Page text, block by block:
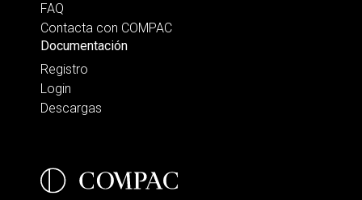
FAQ
Contacta con COMPAC
Documentación
Registro
Login
Descargas